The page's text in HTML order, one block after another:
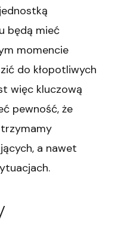
będą mieć
momencie
do kłopotliwych
więc kluczową
pewność, że
a nawet